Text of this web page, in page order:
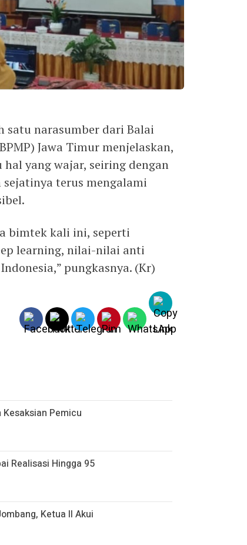
satu narasumber dari Balai
Jawa Timur menjelaskan,
yang wajar, seiring dengan
terus mengalami
bimtek kali ini, seperti
learning, nilai-nilai anti
pungkasnya. (Kr)
Pemicu
Realisasi Hingga 95
Ketua II Akui